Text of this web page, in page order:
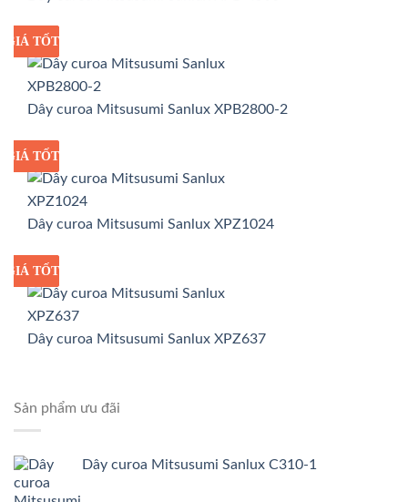
GIÁ SỈ
GIÁ TỐT
Dây curoa Mitsusumi Sanlux XPB2800-2
GIÁ SỈ
GIÁ TỐT
Dây curoa Mitsusumi Sanlux XPZ1024
GIÁ SỈ
GIÁ TỐT
Dây curoa Mitsusumi Sanlux XPZ637
Sản phẩm ưu đãi
Dây curoa Mitsusumi Sanlux C310-1